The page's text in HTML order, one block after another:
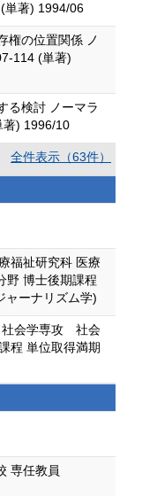
単著) 1994/06
権の位置関係 ノ
114 (単著)
る検討 ノーマラ
著) 1996/10
全件表示（63件）
福祉研究科 医療
野 博士後期課程
ャーナリズム学)
社会学専攻 社会
程 単位取得満期
専任教員